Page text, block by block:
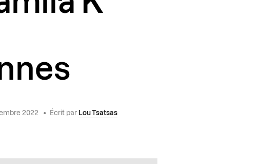
2022 • Écrit par Lou Tsatsas